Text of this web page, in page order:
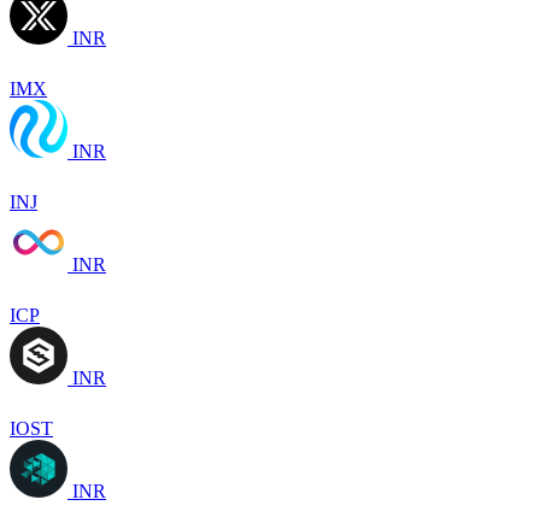
INR
IMX
INR
INJ
INR
ICP
INR
IOST
INR